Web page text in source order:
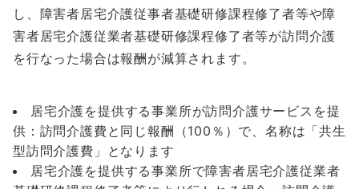
し、障害者居宅介護従事者基礎研修課程修了者等や障
害者居宅介護従業者基礎研修課程修了者等が訪問介護
を行なった場合は報酬が減算されます。
居宅介護を提供する事業所が訪問介護サービスを提
供：訪問介護費と同じ報酬（100％）で、名称は「共生
型訪問介護費」となります
居宅介護を提供する事業所で障害者居宅介護従業者